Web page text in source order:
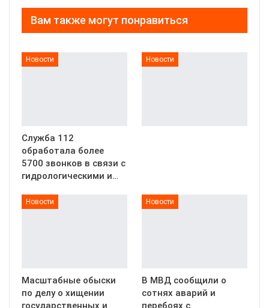
Вам также могут понравиться
Новости
Служба 112
обработала более
5700 звонков в связи с
гидрологическими и…
Новости
Новости
Масштабные обыски
по делу о хищении
государственных и
Новости
В МВД сообщили о
сотнях аварий и
перебоях с